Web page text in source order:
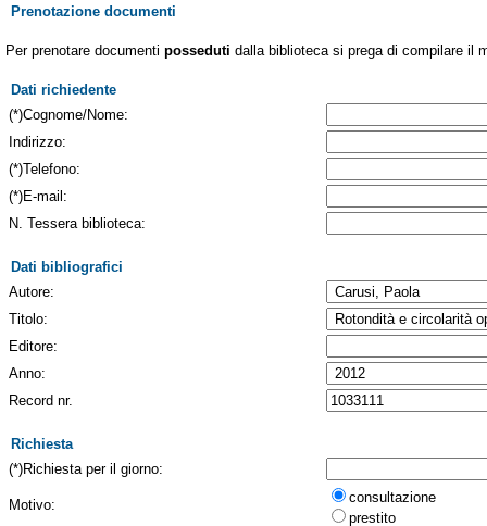
Prenotazione documenti
Per prenotare documenti posseduti dalla biblioteca si prega di compilare il
Dati richiedente
(*)Cognome/Nome:
Indirizzo:
(*)Telefono:
(*)E-mail:
N. Tessera biblioteca:
Dati bibliografici
Autore:
Titolo:
Editore:
Anno:
Record nr.
Richiesta
(*)Richiesta per il giorno:
Motivo:
consultazione
prestito